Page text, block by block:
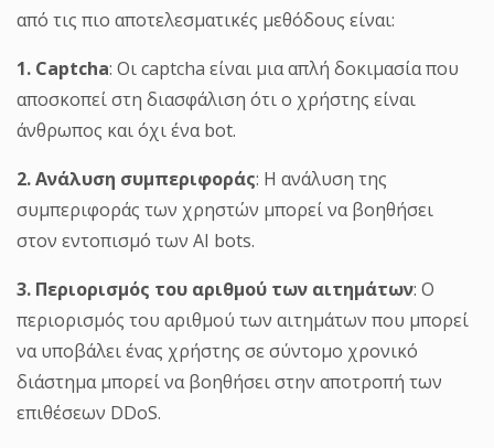
από τις πιο αποτελεσματικές μεθόδους είναι:
1. Captcha: Οι captcha είναι μια απλή δοκιμασία που
αποσκοπεί στη διασφάλιση ότι ο χρήστης είναι
άνθρωπος και όχι ένα bot.
2. Ανάλυση συμπεριφοράς: Η ανάλυση της
συμπεριφοράς των χρηστών μπορεί να βοηθήσει
στον εντοπισμό των AI bots.
3. Περιορισμός του αριθμού των αιτημάτων: Ο
περιορισμός του αριθμού των αιτημάτων που μπορεί
να υποβάλει ένας χρήστης σε σύντομο χρονικό
διάστημα μπορεί να βοηθήσει στην αποτροπή των
επιθέσεων DDoS.